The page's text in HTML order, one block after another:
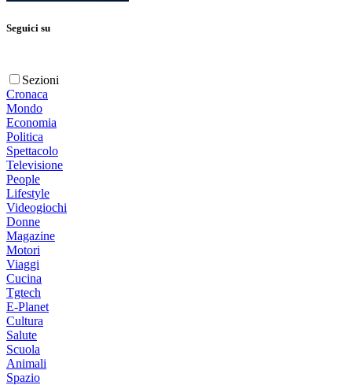
Seguici su
Sezioni
Cronaca
Mondo
Economia
Politica
Spettacolo
Televisione
People
Lifestyle
Videogiochi
Donne
Magazine
Motori
Viaggi
Cucina
Tgtech
E-Planet
Cultura
Salute
Scuola
Animali
Spazio